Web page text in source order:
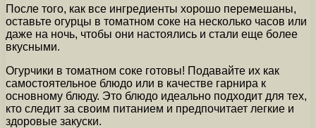
После того, как все ингредиенты хорошо перемешаны,
оставьте огурцы в томатном соке на несколько часов или
даже на ночь, чтобы они настоялись и стали еще более
вкусными.
Огурчики в томатном соке готовы! Подавайте их как
самостоятельное блюдо или в качестве гарнира к
основному блюду. Это блюдо идеально подходит для тех,
кто следит за своим питанием и предпочитает легкие и
здоровые закуски.